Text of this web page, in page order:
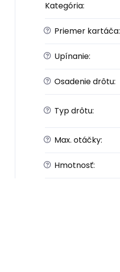
Kategória:
? Priemer kartáča:
? Upínanie:
? Osadenie drôtu:
? Typ drôtu:
? Max. otáčky:
? Hmotnosť: